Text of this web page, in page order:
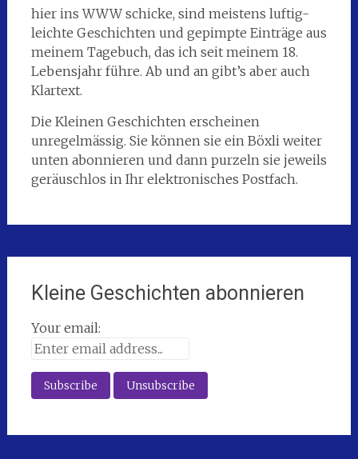
hier ins WWW schicke, sind meistens luftig-
leichte Geschichten und gepimpte Einträge aus
meinem Tagebuch, das ich seit meinem 18.
Lebensjahr führe. Ab und an gibt’s aber auch
Klartext.
Die Kleinen Geschichten erscheinen
unregelmässig. Sie können sie ein Böxli weiter
unten abonnieren und dann purzeln sie jeweils
geräuschlos in Ihr elektronisches Postfach.
Kleine Geschichten abonnieren
Your email: